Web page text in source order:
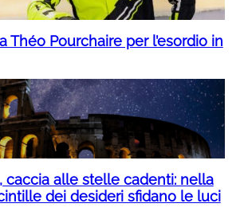
Théo Pourchaire per l’esordio in
caccia alle stelle cadenti: nella
dei desideri sfidano le luci